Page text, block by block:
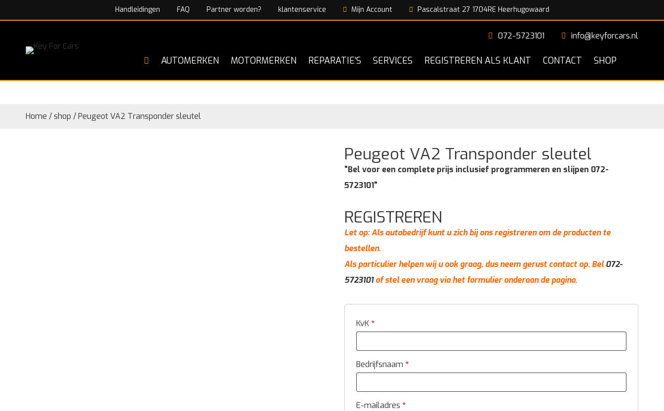
Handleidingen FAQ Partner worden? klantenservice Mijn Account Pascalstraat 27 1704RE Heerhugowaard
072-5723101 info@keyforcars.nl
AUTOMERKEN MOTORMERKEN REPARATIE’S SERVICES REGISTREREN ALS KLANT CONTACT SHOP
Home /shop /Peugeot VA2 Transponder sleutel
Peugeot VA2 Transponder sleutel
"Bel voor een complete prijs inclusief programmeren en slijpen 072-
5723101"
REGISTREREN
Let op: Als autobedrijf kunt u zich bij ons registreren om de producten te
bestellen.
Als particulier helpen wij u ook graag, dus neem gerust contact op. Bel072-
5723101of stel een vraag via het formulier onderaan de pagina.
KvK *
Bedrijfsnaam *
E-mailadres *